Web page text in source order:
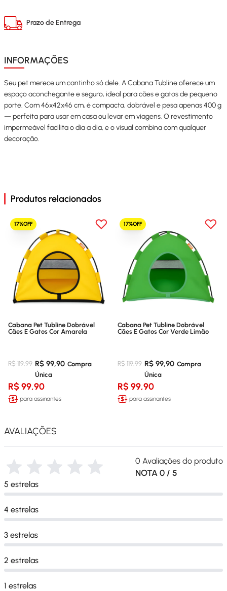
Prazo de Entrega
INFORMAÇÕES
Seu pet merece um cantinho só dele. A Cabana Tubline oferece um
espaço aconchegante e seguro, ideal para cães e gatos de pequeno
porte. Com 46x42x46 cm, é compacta, dobrável e pesa apenas 400 g
— perfeita para usar em casa ou levar em viagens. O revestimento
impermeável facilita o dia a dia, e o visual combina com qualquer
decoração.
Produtos relacionados
Cabana Pet Tubline Dobrável
Cães E Gatos Cor Amarela
R$ 119,99 R$ 99,90
R$ 99,90
para assinantes
17%OFF
Cabana Pet Tubline Dobrável
Cães E Gatos Cor Verde Limão
R$ 119,99 R$ 99,90
R$ 99,90
para assinantes
17%OFF
AVALIAÇÕES
0 Avaliações do produto
NOTA 0 / 5
5 estrelas
4 estrelas
3 estrelas
2 estrelas
1 estrelas